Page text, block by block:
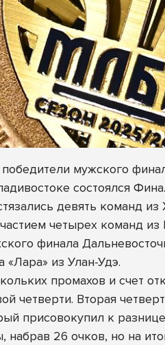
мужского
состоялся
девять команд
четырех команд
финала
«Лара» из Улан-Удэ.
промахов и счет
четверти. Вторая
присовокупил к
набрав 26 очков, но на